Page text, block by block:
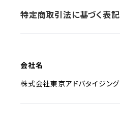
特定商取引法に基づく表記
会社名
株式会社東京アドバタイジング